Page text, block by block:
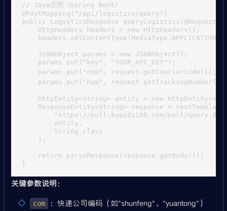
// Java示例（Spring Boot）
@PostMapping("/api/logistics/query")
public LogisticsResponse
    HttpHeaders headers = new HttpHeaders();
    JSONObject params = new JSONObject();
    params.put("key", "YOUR_API_KEY");
params.put("com", request.getCourierCode()); //
params.put("num", request.getTrackingNumber());
HttpEntity<String> entity = new
ResponseEntity<String> response =
"https://poll.kuaidi100.com/poll/
        entity,
        String.class
    );
    return parseResponse(response.getBody());
关键参数说明 ：
com ：快递公司编码（如"shunfeng"、"yuantong"）